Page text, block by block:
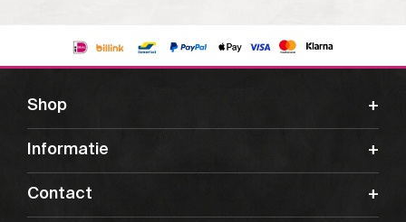
Shop
Informatie
Contact